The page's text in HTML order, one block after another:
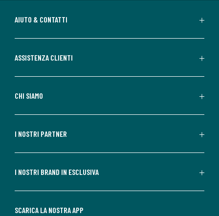
AIUTO & CONTATTI
ASSISTENZA CLIENTI
CHI SIAMO
I NOSTRI PARTNER
I NOSTRI BRAND IN ESCLUSIVA
SCARICA LA NOSTRA APP